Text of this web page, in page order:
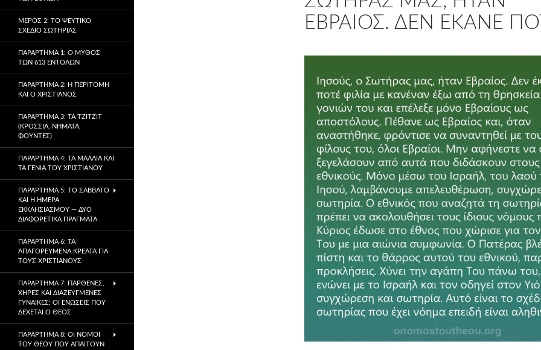
ΕΒΡΑΊΟΣ. ΔΕΝ ΈΚΑΝΕ
ΜΈΡΟΣ 2: ΤΟ ΨΕΎΤΙΚΟ
ΣΧΈΔΙΟ ΣΩΤΗΡΊΑΣ
ΠΑΡΆΡΤΗΜΑ 1: Ο ΜΎΘΟΣ
ΤΩΝ 613 ΕΝΤΟΛΏΝ
ΠΑΡΆΡΤΗΜΑ 2: Η ΠΕΡΙΤΟΜΉ
ΚΑΙ Ο ΧΡΙΣΤΙΑΝΌΣ
ΠΑΡΆΡΤΗΜΑ 3: ΤΑ TZITZIT
(ΚΡΌΣΣΙΑ, ΝΉΜΑΤΑ,
ΦΟΎΝΤΕΣ)
ΠΑΡΆΡΤΗΜΑ 4: ΤΑ ΜΑΛΛΙΆ ΚΑΙ
ΤΑ ΓΈΝΙΑ ΤΟΥ ΧΡΙΣΤΙΑΝΟΎ
ΠΑΡΆΡΤΗΜΑ 5: ΤΟ ΣΆΒΒΑΤΟ
ΚΑΙ Η ΗΜΈΡΑ
ΕΚΚΛΗΣΙΑΣΜΟΎ — ΔΎΟ
ΔΙΑΦΟΡΕΤΙΚΆ ΠΡΆΓΜΑΤΑ
ΠΑΡΆΡΤΗΜΑ 6: ΤΑ
ΑΠΑΓΟΡΕΥΜΈΝΑ ΚΡΈΑΤΑ ΓΙΑ
ΤΟΥΣ ΧΡΙΣΤΙΑΝΟΎΣ
ΠΑΡΆΡΤΗΜΑ 7: ΠΑΡΘΈΝΕΣ,
ΧΉΡΕΣ ΚΑΙ ΔΙΑΖΕΥΓΜΈΝΕΣ
ΓΥΝΑΊΚΕΣ: ΟΙ ΕΝΏΣΕΙΣ ΠΟΥ
ΔΈΧΕΤΑΙ Ο ΘΕΌΣ
ΠΑΡΆΡΤΗΜΑ 8: ΟΙ ΝΌΜΟΙ
ΤΟΥ ΘΕΟΎ ΠΟΥ ΑΠΑΙΤΟΎΝ